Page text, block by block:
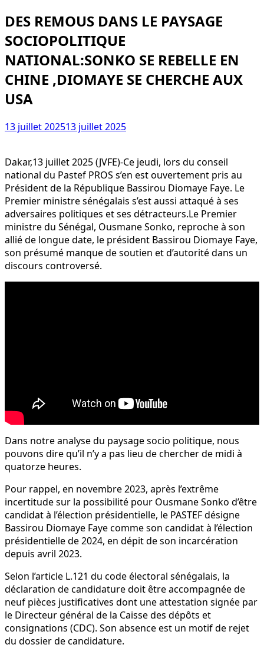
DES REMOUS DANS LE PAYSAGE
SOCIOPOLITIQUE
NATIONAL:SONKO SE REBELLE EN
CHINE ,DIOMAYE SE CHERCHE AUX
USA
13 juillet 202513 juillet 2025
Dakar,13 juillet 2025 (JVFE)-Ce jeudi, lors du conseil
national du Pastef PROS s’en est ouvertement pris au
Président de la République Bassirou Diomaye Faye. Le
Premier ministre sénégalais s’est aussi attaqué à ses
adversaires politiques et ses détracteurs.Le Premier
ministre du Sénégal, Ousmane Sonko, reproche à son
allié de longue date, le président Bassirou Diomaye Faye,
son présumé manque de soutien et d’autorité dans un
discours controversé.
Dans notre analyse du paysage socio politique, nous
pouvons dire qu’il n’y a pas lieu de chercher de midi à
quatorze heures.
Pour rappel, en novembre 2023, après l’extrême
incertitude sur la possibilité pour Ousmane Sonko d’être
candidat à l’élection présidentielle, le PASTEF désigne
Bassirou Diomaye Faye comme son candidat à l’élection
présidentielle de 2024, en dépit de son incarcération
depuis avril 2023.
Selon l’article L.121 du code électoral sénégalais, la
déclaration de candidature doit être accompagnée de
neuf pièces justificatives dont une attestation signée par
le Directeur général de la Caisse des dépôts et
consignations (CDC). Son absence est un motif de rejet
du dossier de candidature.